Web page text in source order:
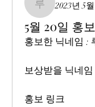
루카2023년 5
5월 20일 홍보
홍보한 닉네임 :
보상받을 닉네
홍보 링크